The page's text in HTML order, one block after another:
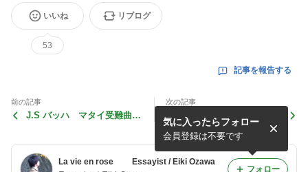
いいね
53
リブログ
記事を報告する
前の記事
J.S バッハ マタイ受難曲
次の記事
フランソワ・ミレー 犬を抱
いた少女 落穂拾い 晩鐘
種蒔く人 春
La vie en rose Essayist / Eiki Ozawa
気に入ったらフォロー
会員登録は不要です
フォロー